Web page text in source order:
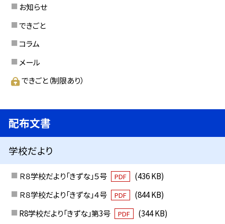
お知らせ
できごと
コラム
メール
できごと（制限あり）
配布文書
学校だより
Ｒ８学校だより「きずな」５号 PDF
(436 KB)
Ｒ８学校だより「きずな」４号
PDF
(844 KB)
R8学校だより「きずな」第3号
PDF
(344 KB)